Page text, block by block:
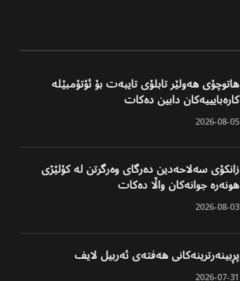
هاتوچۆی هەولێر تابلۆی تایبەت بۆ ئۆتۆمبێلە
کارەبایییەکان دابین دەکات
2026-08-05
زانکۆی سەلاحەدین دەرگای وەرگرتن لە کۆلێژی
هونەرە جوانەکان واڵا دەکات
2026-08-03
پڕبینەرترینەکانی هەفتەی ئەربیل لایف
2026-07-31